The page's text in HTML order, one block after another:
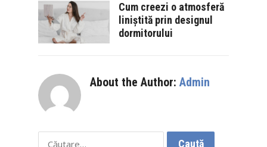
Cum creezi o atmosferă
liniștită prin designul
dormitorului
About the Author: Admin
Caută